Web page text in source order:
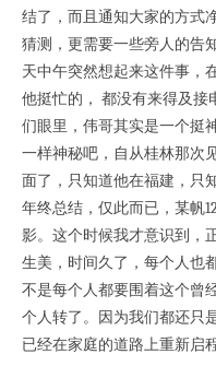
结了，而且通知大家的方式
猜测，更需要一些旁人的告
天中午突然想起来这件事，
他挺忙的， 都没有来得及
们眼里，伟哥其实是一个挺
一样神秘吧，自从桂林那次
面了，只知道他在福建，只
年终总结，仅此而已，某帆
影。这个时候我才意识到，
生美，时间久了，每个人也
不是每个人都要围着这个曾
个人转了。因为我们都还只
已经在家庭的道路上重新启程